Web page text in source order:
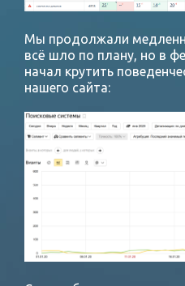
Мы продолжали
всё шло по плану, но в
начал крутить
нашего сайта: